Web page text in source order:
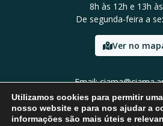
8h às 12h e 13h
De segunda-feira a
Ver no
Email:
Tel: (92) 2123
Utilizamos cookies para permitir
nosso website e para nos ajudar a
informações são mais úteis e